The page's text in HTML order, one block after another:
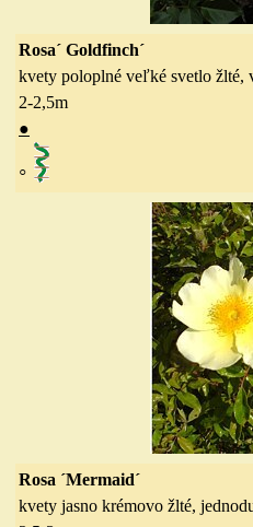
Rosa´ Goldfinch´
kvety poloplné veľké svetlo žlté,
2-2,5m
●
◦
Rosa ´Mermaid´
kvety jasno krémovo žlté,